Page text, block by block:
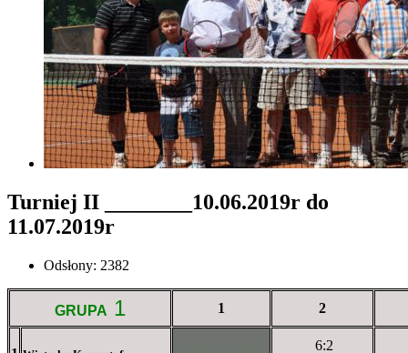
Turniej II ________10.06.2019r do
11.07.2019r
Odsłony: 2382
GRUPA 1 1 2
6:2